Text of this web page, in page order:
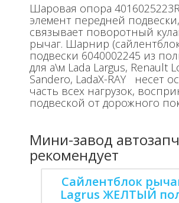
Шаровая опора
элемент передней
связывает поворотный
рычаг. Шарнир
подвески 6040002245 из
для а\м Lada Largus, Renault
Sandero, LadaX-RAY несет
часть всех нагрузок,
подвеской от дорожного
Мини-завод
рекомендует
Сайлентблок
Lagrus ЖЕЛТЫЙ